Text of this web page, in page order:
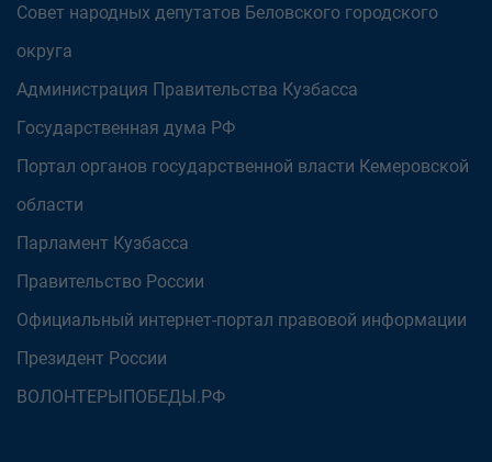
Совет народных депутатов Беловского городского
округа
Администрация Правительства Кузбасса
Государственная дума РФ
Портал органов государственной власти Кемеровской
области
Парламент Кузбасса
Правительство России
Официальный интернет-портал правовой информации
Президент России
ВОЛОНТЕРЫПОБЕДЫ.РФ